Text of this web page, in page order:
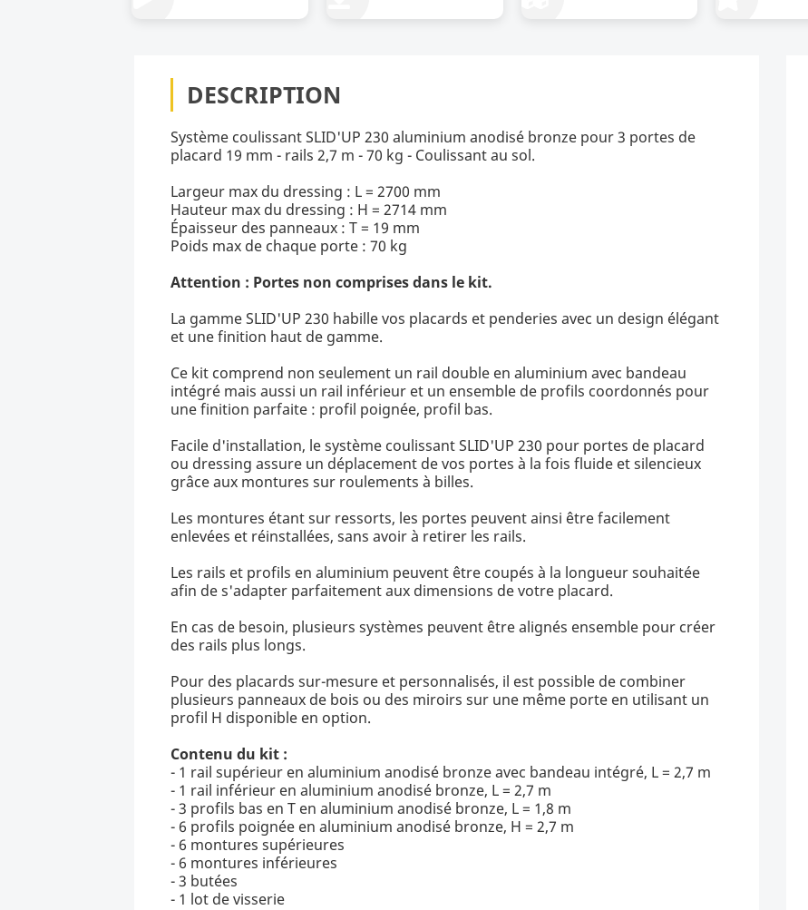
DESCRIPTION
Système coulissant SLID'UP 230 aluminium anodisé bronze pour 3 portes de
placard 19 mm - rails 2,7 m - 70 kg - Coulissant au sol.
Largeur max du dressing : L = 2700 mm
Hauteur max du dressing : H = 2714 mm
Épaisseur des panneaux : T = 19 mm
Poids max de chaque porte : 70 kg
Attention : Portes non comprises dans le kit.
La gamme SLID'UP 230 habille vos placards et penderies avec un design élégant
et une finition haut de gamme.
Ce kit comprend non seulement un rail double en aluminium avec bandeau
intégré mais aussi un rail inférieur et un ensemble de profils coordonnés pour
une finition parfaite : profil poignée, profil bas.
Facile d'installation, le système coulissant SLID'UP 230 pour portes de placard
ou dressing assure un déplacement de vos portes à la fois fluide et silencieux
grâce aux montures sur roulements à billes.
Les montures étant sur ressorts, les portes peuvent ainsi être facilement
enlevées et réinstallées, sans avoir à retirer les rails.
Les rails et profils en aluminium peuvent être coupés à la longueur souhaitée
afin de s'adapter parfaitement aux dimensions de votre placard.
En cas de besoin, plusieurs systèmes peuvent être alignés ensemble pour créer
des rails plus longs.
Pour des placards sur-mesure et personnalisés, il est possible de combiner
plusieurs panneaux de bois ou des miroirs sur une même porte en utilisant un
profil H disponible en option.
Contenu du kit :
- 1 rail supérieur en aluminium anodisé bronze avec bandeau intégré, L = 2,7 m
- 1 rail inférieur en aluminium anodisé bronze, L = 2,7 m
- 3 profils bas en T en aluminium anodisé bronze, L = 1,8 m
- 6 profils poignée en aluminium anodisé bronze, H = 2,7 m
- 6 montures supérieures
- 6 montures inférieures
- 3 butées
- 1 lot de visserie